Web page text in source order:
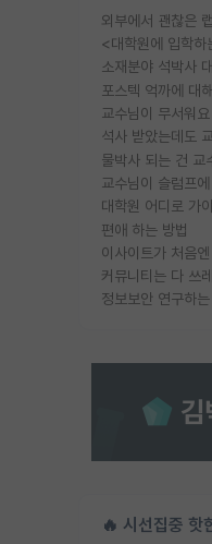
외부에서 괜찮은
<대학원에 입학하
소재분야 석박사
교수님이 무서워요
석사 받았는데도
물박사 되는 건 교
교수님이 슬럼프
대학원 어디로 가
편애 하는 방법
이사이트가 처음
커뮤니티는 다 쓰
🔥 시선집중 핫